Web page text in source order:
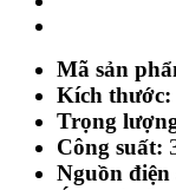
Mã sản
Kích thước:
Trọng
Công suất:
Nguồn điện